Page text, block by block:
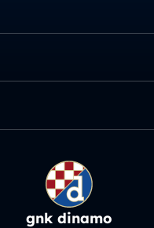
gnk dinamo